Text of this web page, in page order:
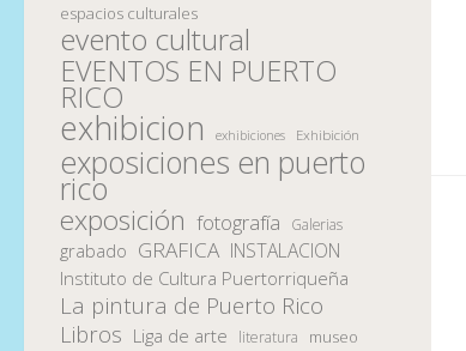
espacios culturales
evento cultural
EVENTOS EN PUERTO
RICO
exhibicion exhibiciones Exhibición
exposiciones en puerto
rico
exposición fotografía Galerias
grabado GRAFICA INSTALACION
Instituto de Cultura Puertorriqueña
La pintura de Puerto Rico
Libros Liga de arte literatura museo